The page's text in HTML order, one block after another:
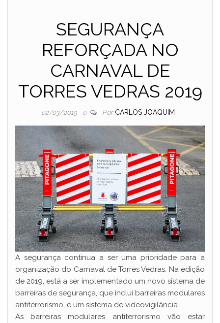
SEGURANÇA
REFORÇADA NO
CARNAVAL DE
TORRES VEDRAS 2019
02/03/2019 0 Por CARLOS JOAQUIM
A segurança continua a ser uma prioridade para a
organização do Carnaval de Torres Vedras. Na edição
de 2019, está a ser implementado um novo sistema de
barreiras de segurança, que inclui barreiras modulares
antiterrorismo, e um sistema de videovigilância.
As barreiras modulares antiterrorismo vão estar